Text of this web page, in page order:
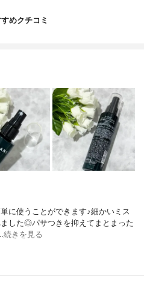
めクチコミ
に使うことができます♪細かいミス
した◎パサつきを抑えてまとまった
続きを見る